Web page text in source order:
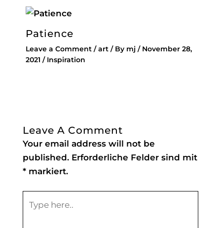
Patience
Leave a Comment /art/ By mj / November 28,
2021 / Inspiration
Leave A Comment
Your email address will not be
published. Erforderliche Felder sind mit
*markiert.
here..